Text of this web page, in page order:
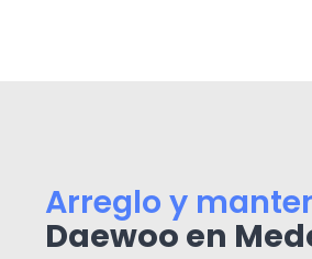
Arreglo y
Daewoo en